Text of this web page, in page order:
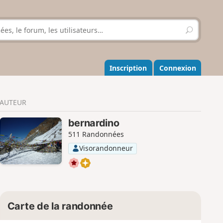
R
e
h
e
r
r
Inscription Connexion
AUTEUR
bernardino
511 Randonnées
Visorandonneur
Carte de la randonnée